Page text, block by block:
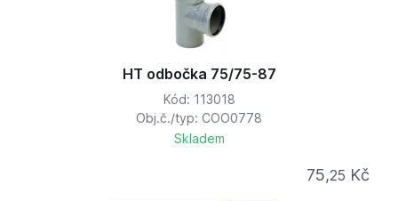
HT odbočka 75/75-87
Kód: 113018
Obj.č./typ: COO0778
Skladem
75,25 Kč